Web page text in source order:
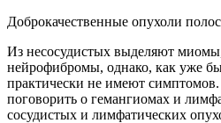
Доброкачественные опухоли
Из несосудистых выделяют
нейрофибромы, однако, как уже
практически не имеют
поговорить о гемангиомах и
сосудистых и лимфатических